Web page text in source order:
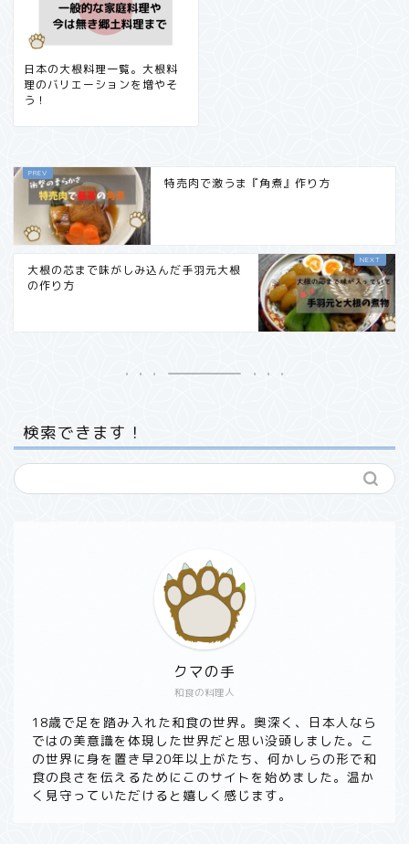
日本の大根料理一覧。大根料
理のバリエーションを増やそ
う！
特売肉で激うま『角煮』作り方
大根の芯まで味がしみ込んだ手羽元大根
の作り方
検索できます！
和食の料理人
クマの手
18歳で足を踏み入れた和食の世界。奥深く、日本人なら
ではの美意識を体現した世界だと思い没頭しました。こ
の世界に身を置き早20年以上がたち、何かしらの形で和
食の良さを伝えるためにこのサイトを始めました。温か
く見守っていただけると嬉しく感じます。
食材から探す